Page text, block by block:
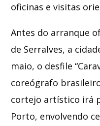
oficinas e visitas
Antes do arranque
de Serralves, a
maio, o desfile
coreógrafo
cortejo artístico irá
Porto, envolvendo